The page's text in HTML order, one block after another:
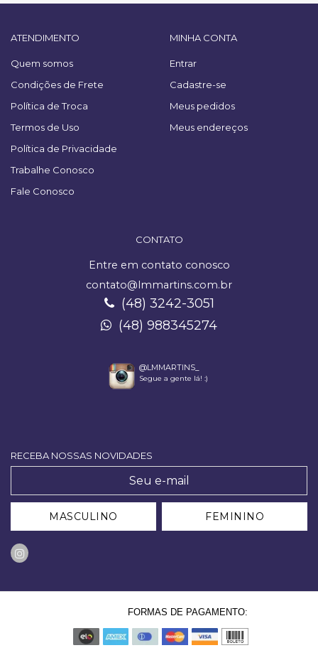
ATENDIMENTO
Quem somos
Condições de Frete
Política de Troca
Termos de Uso
Política de Privacidade
Trabalhe Conosco
Fale Conosco
MINHA CONTA
Entrar
Cadastre-se
Meus pedidos
Meus endereços
CONTATO
Entre em contato conosco
contato@lmmartins.com.br
(48) 3242-3051
(48) 988345274
@LMMARTINS_
Segue a gente lá! :)
RECEBA NOSSAS NOVIDADES
MASCULINO FEMININO
FORMAS DE PAGAMENTO: